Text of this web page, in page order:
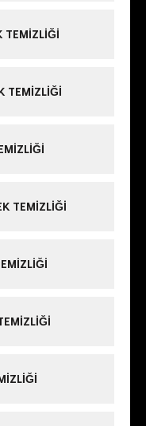
TEMIZLIĞI
TEMIZLIĞI
TEMIZLIĞI